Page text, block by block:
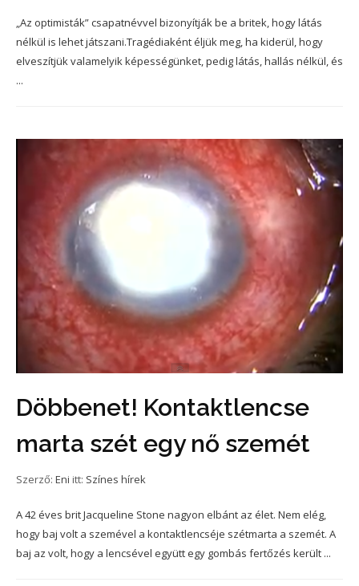
„Az optimisták” csapatnévvel bizonyítják be a britek, hogy látás
nélkül is lehet játszani.Tragédiaként éljük meg, ha kiderül, hogy
elveszítjük valamelyik képességünket, pedig látás, hallás nélkül, és
...
Döbbenet! Kontaktlencse
marta szét egy nő szemét
Szerző: Eni itt: Színes hírek
A 42 éves brit Jacqueline Stone nagyon elbánt az élet. Nem elég,
hogy baj volt a szemével a kontaktlencséje szétmarta a szemét. A
baj az volt, hogy a lencsével együtt egy gombás fertőzés került ...